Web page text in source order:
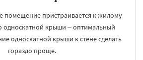
помещение пристраивается к жилому
односкатной крыши – оптимальный
односкатной крыши к стене сделать
гораздо проще.